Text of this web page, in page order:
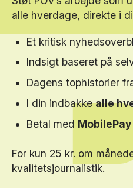
alle hverdage, direkte i
Et kritisk
Indsigt baseret på
Dagens tophistorier
I din indbakkealle
Betal med MobilePay
For kun 25 kr. om
kvalitetsjournalistik.